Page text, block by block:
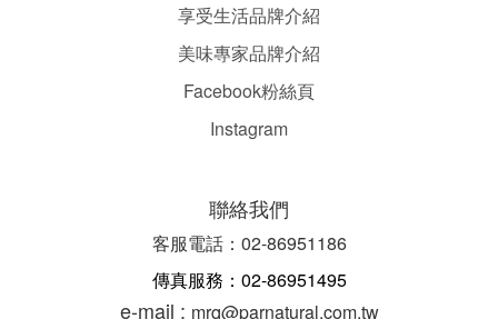
享受生活品牌介紹
美味專家品牌介紹
Facebook粉絲頁
Instagram
聯絡我們
客服電話：02-86951186
傳真服務：02-86951495
e-mail : mrq@parnatural.com.tw